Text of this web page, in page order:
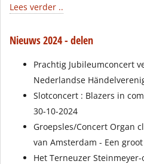
Lees verder ..
Nieuws 2024 - delen
Prachtig Jubileumconcert
Nederlandse
Slotconcert : Blazers in
30-10-2024
Groepsles/Concert Organ
van Amsterdam - Een
Het Terneuzer